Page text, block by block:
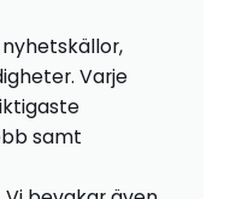
Varje
samt